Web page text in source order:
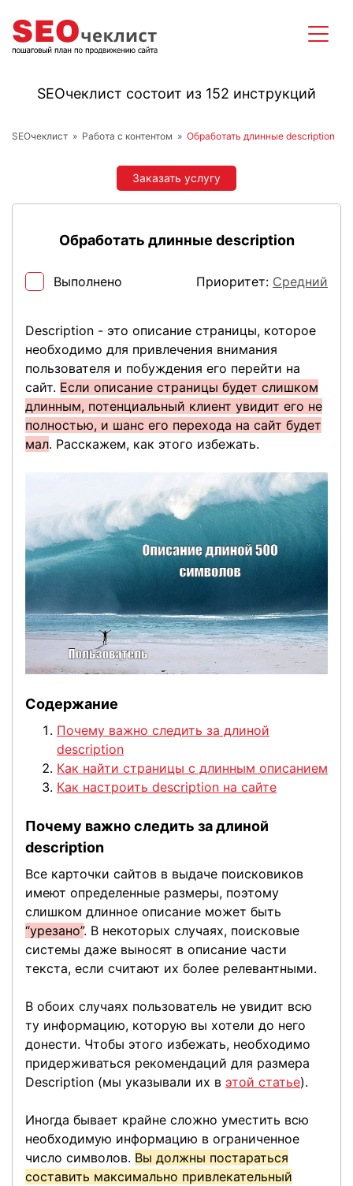
SEOчеклист состоит из 152 инструкций
SEOчеклист Работа с контентом Обработать длинные description
Заказать услугу
Выполнено
Обработать длинные description
Приоритет: Средний
Description - это описание страницы, которое
необходимо для привлечения внимания
пользователя и побуждения его перейти на
сайт. Если описание страницы будет слишком
длинным, потенциальный клиент увидит его не
полностью, и шанс его перехода на сайт будет
мал. Расскажем, как этого избежать.
Содержание
Почему важно следить за длиной
description
Как найти страницы с длинным описанием
Как настроить description на сайте
Почему важно следить за длиной
description
Все карточки сайтов в выдаче поисковиков
имеют определенные размеры, поэтому
слишком длинное описание может быть
“урезано”. В некоторых случаях, поисковые
системы даже выносят в описание части
текста, если считают их более релевантными.
В обоих случаях пользователь не увидит всю
ту информацию, которую вы хотели до него
донести. Чтобы этого избежать, необходимо
придерживаться рекомендаций для размера
Description (мы указывали их в этой статье).
Иногда бывает крайне сложно уместить всю
необходимую информацию в ограниченное
число символов. Вы должны постараться
составить максимально привлекательный